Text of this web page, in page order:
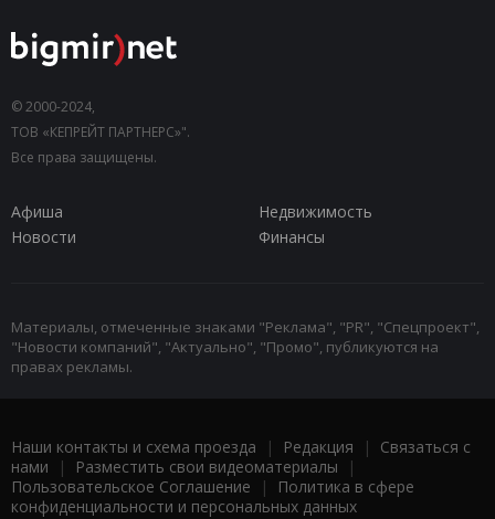
© 2000-2024,
ТОВ «КЕПРЕЙТ ПАРТНЕРС»".
Все права защищены.
Афиша
Недвижимость
Новости
Финансы
Материалы, отмеченные знаками "Реклама", "PR", "Спецпроект",
"Новости компаний", "Актуально", "Промо", публикуются на
правах рекламы.
Наши контакты и схема проезда | Редакция | Связаться с
нами | Разместить свои видеоматериалы |
Пользовательское Соглашение |
Политика в сфере
конфиденциальности и персональных данных